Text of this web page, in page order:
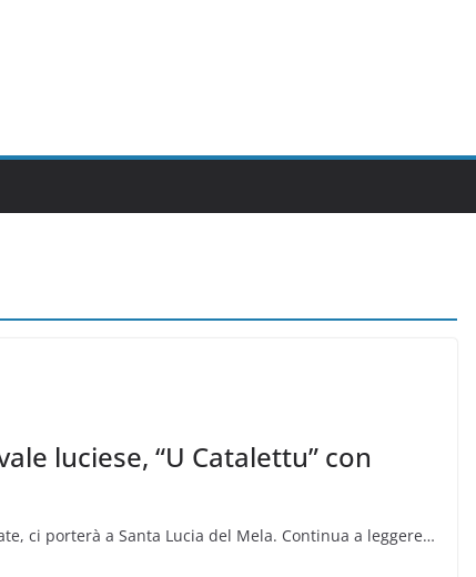
luciese, “U Catalettu” con
ci porterà a Santa Lucia del Mela. Continua a leggere…